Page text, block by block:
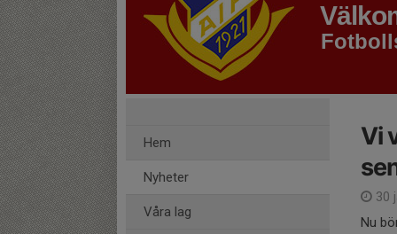
Hem
Nyheter
Våra lag
Vi
30
Nu